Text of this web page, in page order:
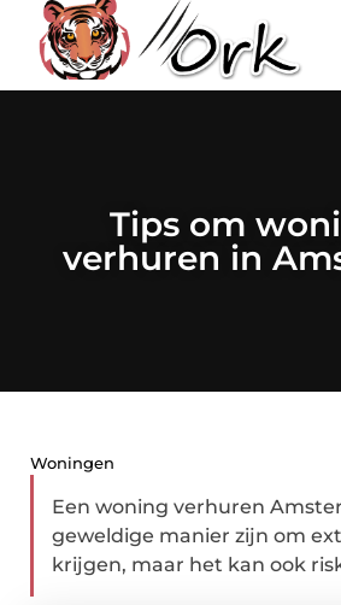
Tips om
verhuren in
Woningen
Een woning verhuren
geweldige manier zijn om
krijgen, maar het kan ook